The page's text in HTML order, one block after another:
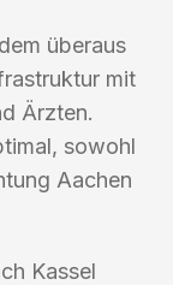
überaus
mit
Ärzten.
sowohl
Aachen
Kassel